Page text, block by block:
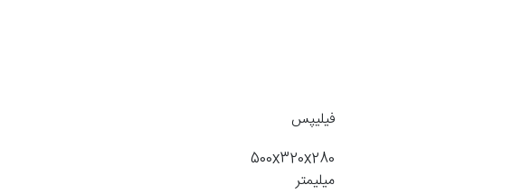
فیلیپس
500x320x280
میلیمتر